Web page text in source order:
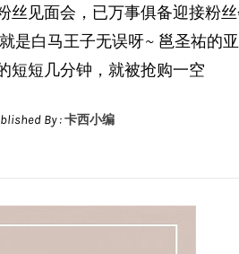
丝见面会 ，已万事俱备迎接粉
是白马王子无误呀~ 邕圣祐的
短短几分钟，就被抢购一空
By :卡西小编